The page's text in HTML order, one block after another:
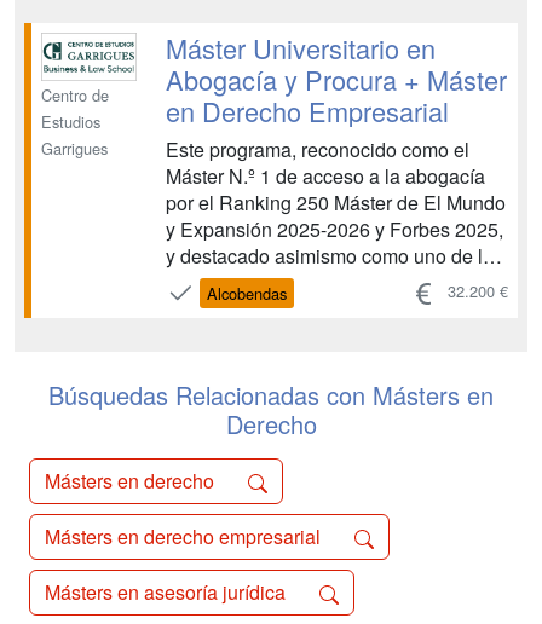
oportunidad de obtener una doble
titulación académica para acc...
Centro de
Estudios
Garrigues
Máster Universitario en
Abogacía y Procura + Máster
en Derecho Empresarial
Este programa, reconocido como el
Máster N.º 1 de acceso a la abogacía
por el Ranking 250 Máster de El Mundo
y Expansión 2025-2026 y Forbes 2025,
y destacado asimismo como uno de los
mejores másteres en derecho
internacional por la Guía de Másteres
titulación académica para acc...
Alcobendas 32.200 €
Búsquedas Relacionadas con Másters en
Derecho
Másters en derecho
Másters en derecho empresarial
Másters en asesoría jurídica